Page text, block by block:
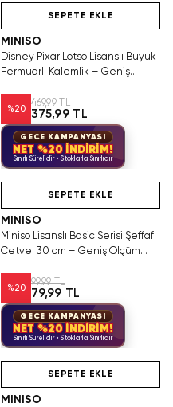
SEPETE EKLE
MINISO
Disney Pixar Lotso Lisanslı Büyük
Fermuarlı Kalemlik – Geniş
Çantası 20 Cm
%20
469,99 TL
375,99 TL
GECE KAMPANYASI
NET %20 İNDİRİM!
Sınırlı Sürelidir • Stoklarla Sınırlıdır
SEPETE EKLE
MINISO
Miniso Lisanslı Basic Serisi Şeffaf
Cetvel 30 cm – Geniş Ölçüm
%20
99,99 TL
79,99 TL
GECE KAMPANYASI
NET %20 İNDİRİM!
Sınırlı Sürelidir • Stoklarla Sınırlıdır
SEPETE EKLE
MINISO